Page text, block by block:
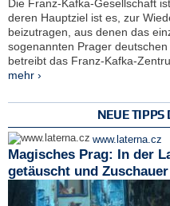
Die Franz-Kafka-Gesellschaft
deren Hauptziel ist es, zur
beizutragen, aus denen das
sogenannten Prager
betreibt das Franz-Kafka-
mehr ›
NEUE TIPPS
www.laterna.cz
Magisches Prag: In der
getäuscht und